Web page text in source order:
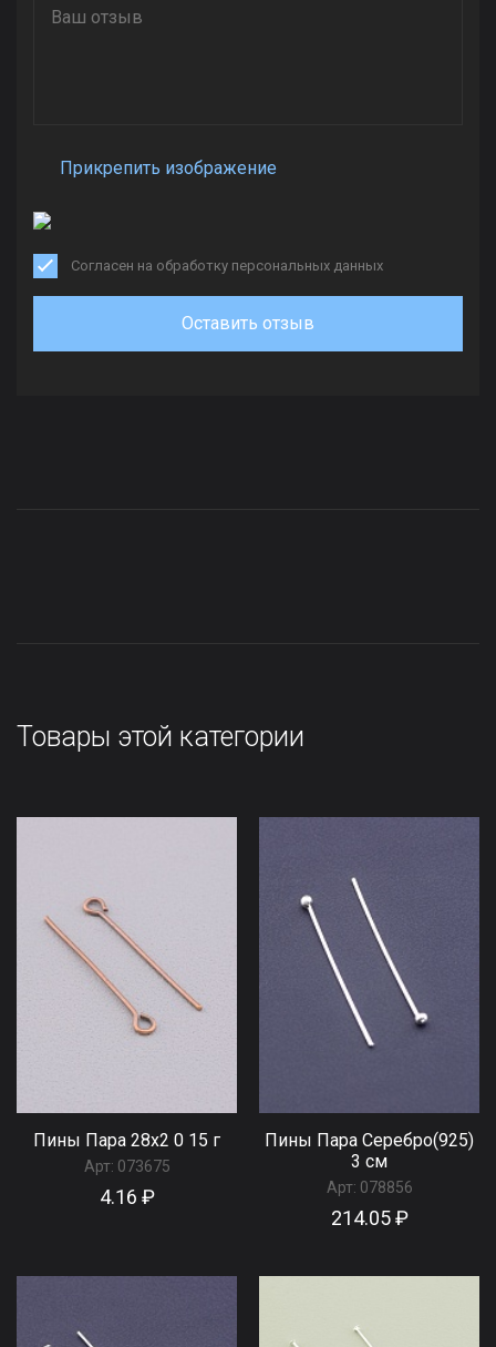
Прикрепить изображение
Согласен на обработку персональных данных
Оставить отзыв
Товары этой категории
Пины Пара 28x2 0 15 г
Арт: 073675
4.16 ₽
Пины Пара Серебро(925)
3 см
Арт: 078856
214.05 ₽